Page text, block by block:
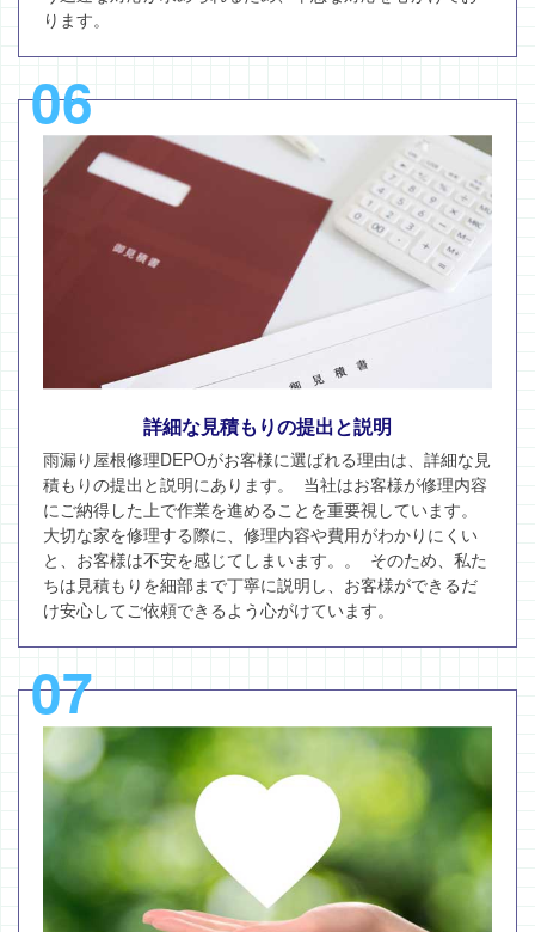
ります。
06
詳細な見積もりの提出と説明
雨漏り屋根修理DEPOがお客様に選ばれる理由は、詳細な見
積もりの提出と説明にあります。 当社はお客様が修理内容
にご納得した上で作業を進めることを重要視しています。
大切な家を修理する際に、修理内容や費用がわかりにくい
と、お客様は不安を感じてしまいます。。 そのため、私た
ちは見積もりを細部まで丁寧に説明し、お客様ができるだ
け安心してご依頼できるよう心がけています。
07